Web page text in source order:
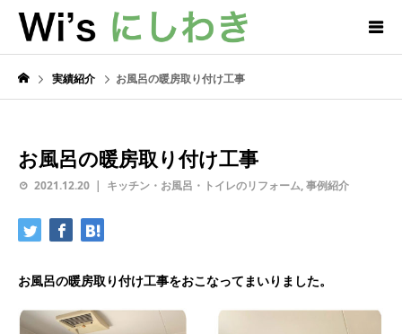
実績紹介 お風呂の暖房取り付け工事
お風呂の暖房取り付け工事
2021.12.20 キッチン・お風呂・トイレのリフォーム,事例紹介
お風呂の暖房取り付け工事をおこなってまいりました。